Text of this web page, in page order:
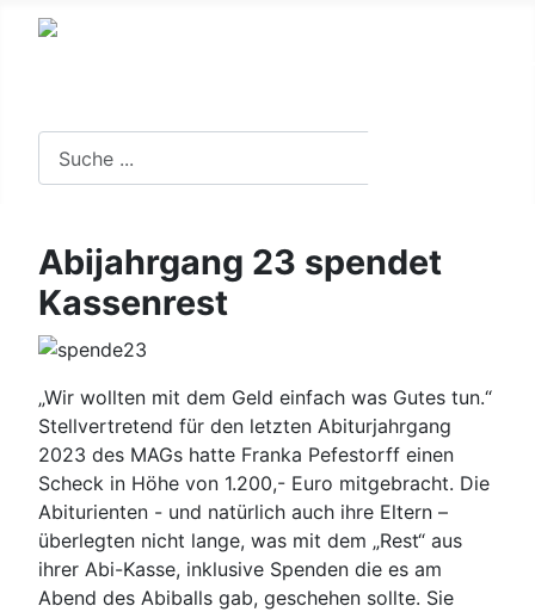
Abijahrgang 23 spendet
Kassenrest
„Wir wollten mit dem Geld einfach was Gutes tun.“
Stellvertretend für den letzten Abiturjahrgang
2023 des MAGs hatte Franka Pefestorff einen
Scheck in Höhe von 1.200,- Euro mitgebracht. Die
Abiturienten - und natürlich auch ihre Eltern –
überlegten nicht lange, was mit dem „Rest“ aus
ihrer Abi-Kasse, inklusive Spenden die es am
Abend des Abiballs gab, geschehen sollte. Sie